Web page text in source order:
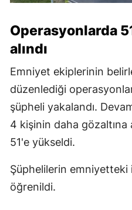
Operasyonlarda
alındı
Emniyet ekiplerinin
düzenlediği
şüpheli yakalandı.
4 kişinin daha gözaltına
51'e yükseldi.
Şüphelilerin emniyetteki
öğrenildi.